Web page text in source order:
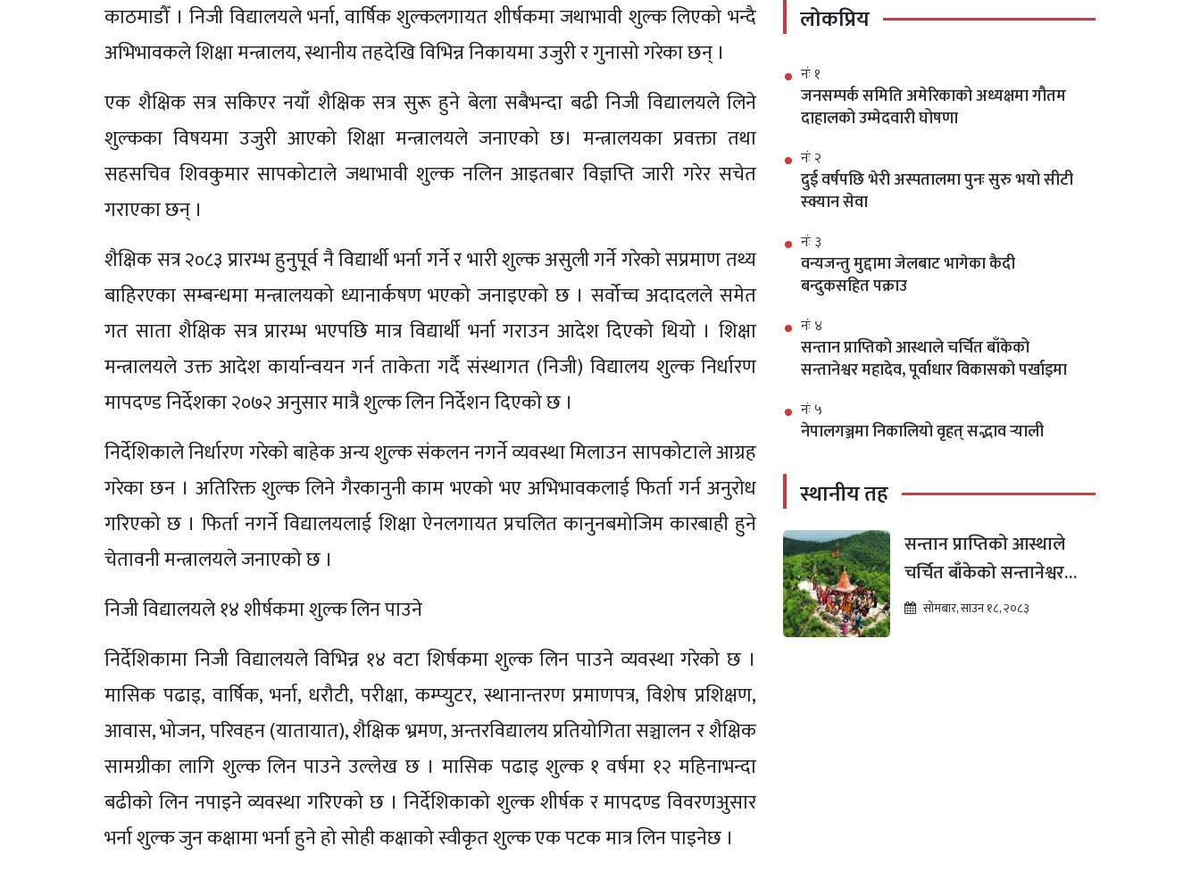
काठमाडौँ । निजी विद्यालयले भर्ना, वार्षिक शुल्कलगायत शीर्षकमा जथाभावी शुल्क लिएको भन्दै
अभिभावकले शिक्षा मन्त्रालय, स्थानीय तहदेखि विभिन्न निकायमा उजुरी र गुनासो गरेका छन् ।
एक शैक्षिक सत्र सकिएर नयाँ शैक्षिक सत्र सुरू हुने बेला सबैभन्दा बढी निजी विद्यालयले लिने
शुल्कका विषयमा उजुरी आएको शिक्षा मन्त्रालयले जनाएको छ। मन्त्रालयका प्रवक्ता तथा
सहसचिव शिवकुमार सापकोटाले जथाभावी शुल्क नलिन आइतबार विज्ञप्ति जारी गरेर सचेत
गराएका छन् ।
शैक्षिक सत्र २०८३ प्रारम्भ हुनुपूर्व नै विद्यार्थी भर्ना गर्ने र भारी शुल्क असुली गर्ने गरेको सप्रमाण तथ्य
बाहिरएका सम्बन्धमा मन्त्रालयको ध्यानार्कषण भएको जनाइएको छ । सर्वोच्च अदादलले समेत
गत साता शैक्षिक सत्र प्रारम्भ भएपछि मात्र विद्यार्थी भर्ना गराउन आदेश दिएको थियो । शिक्षा
मन्त्रालयले उक्त आदेश कार्यान्वयन गर्न ताकेता गर्दै संस्थागत (निजी) विद्यालय शुल्क निर्धारण
मापदण्ड निर्देशका २०७२ अनुसार मात्रै शुल्क लिन निर्देशन दिएको छ ।
निर्देशिकाले निर्धारण गरेको बाहेक अन्य शुल्क संकलन नगर्ने व्यवस्था मिलाउन सापकोटाले आग्रह
गरेका छन । अतिरिक्त शुल्क लिने गैरकानुनी काम भएको भए अभिभावकलाई फिर्ता गर्न अनुरोध
गरिएको छ । फिर्ता नगर्ने विद्यालयलाई शिक्षा ऐनलगायत प्रचलित कानुनबमोजिम कारबाही हुने
चेतावनी मन्त्रालयले जनाएको छ ।
निजी विद्यालयले १४ शीर्षकमा शुल्क लिन पाउने
निर्देशिकामा निजी विद्यालयले विभिन्न १४ वटा शिर्षकमा शुल्क लिन पाउने व्यवस्था गरेको छ ।
मासिक पढाइ, वार्षिक, भर्ना, धरौटी, परीक्षा, कम्प्युटर, स्थानान्तरण प्रमाणपत्र, विशेष प्रशिक्षण,
आवास, भोजन, परिवहन (यातायात), शैक्षिक भ्रमण, अन्तरविद्यालय प्रतियोगिता सञ्चालन र शैक्षिक
सामग्रीका लागि शुल्क लिन पाउने उल्लेख छ । मासिक पढाइ शुल्क १ वर्षमा १२ महिनाभन्दा
बढीको लिन नपाइने व्यवस्था गरिएको छ । निर्देशिकाको शुल्क शीर्षक र मापदण्ड विवरणअुसार
भर्ना शुल्क जुन कक्षामा भर्ना हुने हो सोही कक्षाको स्वीकृत शुल्क एक पटक मात्र लिन पाइनेछ ।
लोकप्रिय
नंः १
जनसम्पर्क समिति अमेरिकाको अध्यक्षमा गौतम
दाहालको उम्मेदवारी घोषणा
नंः २
दुई वर्षपछि भेरी अस्पतालमा पुनः सुरु भयो सीटी
स्क्यान सेवा
नंः ३
वन्यजन्तु मुद्दामा जेलबाट भागेका कैदी
बन्दुकसहित पक्राउ
नंः ४
सन्तान प्राप्तिको आस्थाले चर्चित बाँकेको
सन्तानेश्वर महादेव, पूर्वाधार विकासको पर्खाइमा
नंः ५
नेपालगञ्जमा निकालियो वृहत् सद्भाव र्‍याली
स्थानीय तह
सन्तान प्राप्तिको आस्थाले
चर्चित बाँकेको सन्तानेश्वर
महादेव, पूर्वाधार विकासको
सोमबार, साउन १८, २०८३